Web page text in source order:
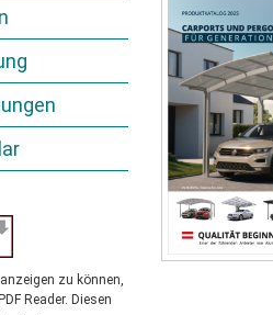
zu können,
Reader. Diesen